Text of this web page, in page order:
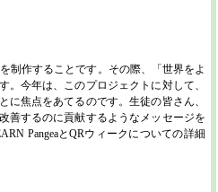
制作することです。その際、「世界をよ
今年は、このプロジェクトに対して、
焦点をあてるのです。生徒の皆さん、
善するのに貢献するようなメッセージを
PangeaとQRウィークについての詳細